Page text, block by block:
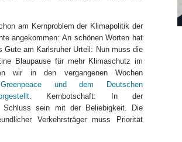
am Kernproblem der Klimapolitik der
angekommen: An schönen Worten hat
Gute am Karlsruher Urteil: Nun muss die
Blaupause für mehr Klimaschutz im
wir in den vergangenen Wochen
und dem Deutschen
. Kernbotschaft: In der
Schluss sein mit der Beliebigkeit. Die
Verkehrsträger muss Priorität